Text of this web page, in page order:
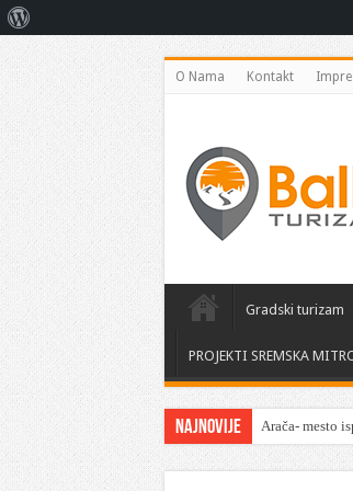
O Nama Kontakt
Gradski turizam
PROJEKTI SREMSKA
Najnovije Arača- mesto
Vordpresu